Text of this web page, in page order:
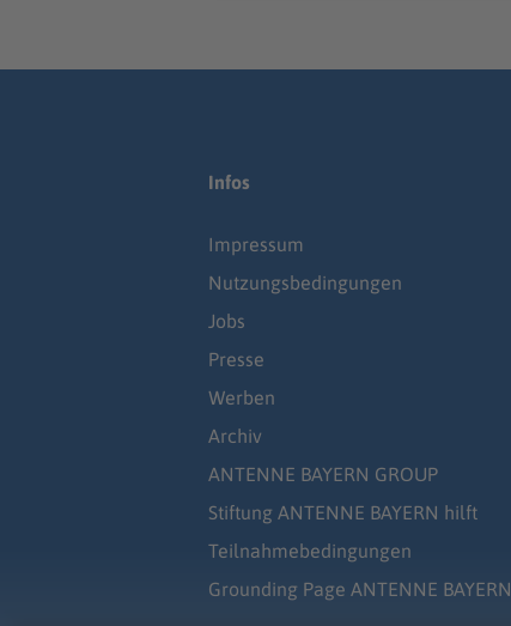
Infos
Impressum
Nutzungsbedingungen
Jobs
Presse
Werben
Archiv
ANTENNE BAYERN GROUP
Stiftung ANTENNE BAYERN hilft
Teilnahmebedingungen
Grounding Page ANTENNE BAYERN